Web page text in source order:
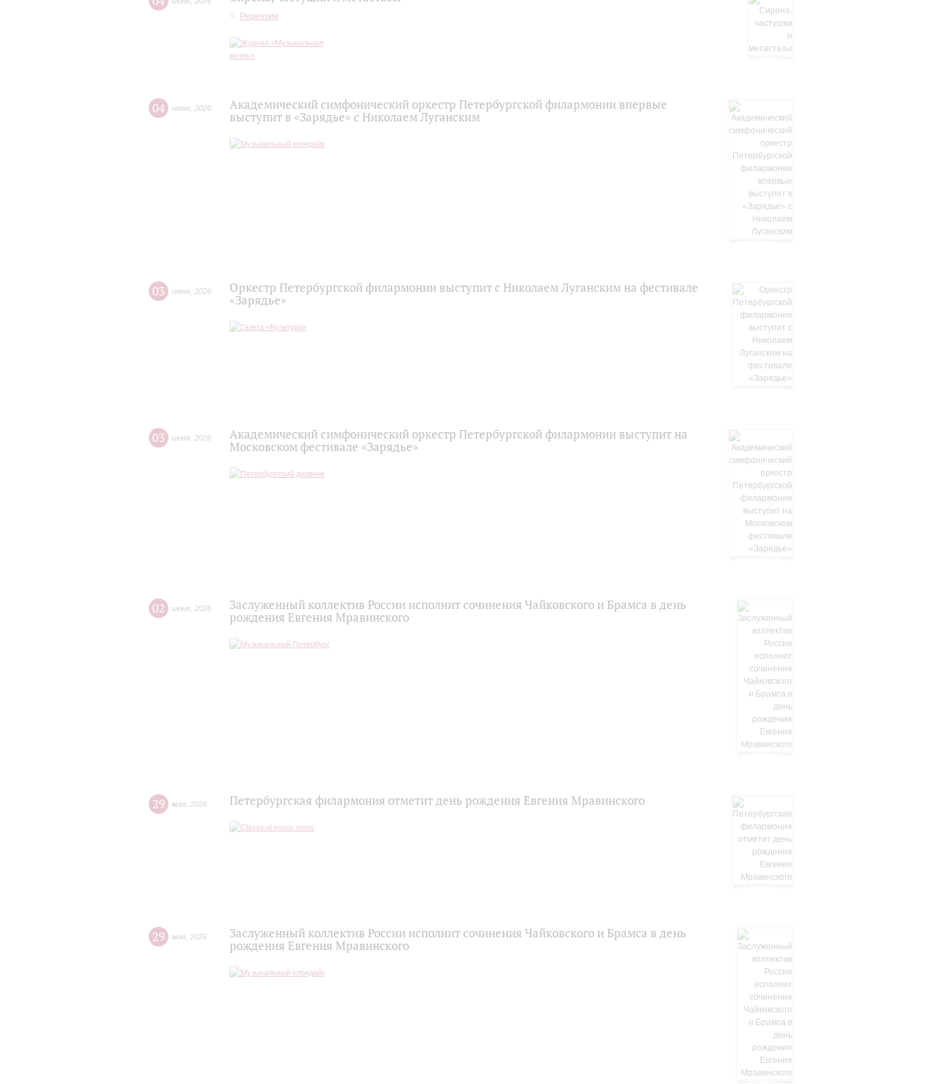
Рецензии
04 июня 2026
Академический симфонический оркестр Петербургской филармонии впервые
выступит в «Зарядье» с Николаем Луганским
03 июня 2026
Оркестр Петербургской филармонии выступит с Николаем Луганским на фестивале
«Зарядье»
03 июня 2026
Академический симфонический оркестр Петербургской филармонии выступит на
Московском фестивале «Зарядье»
02 июня 2026
Заслуженный коллектив России исполнит сочинения Чайковского и Брамса в день
рождения Евгения Мравинского
29 мая 2026 Петербургская филармония отметит день рождения Евгения Мравинского
29 мая 2026
Заслуженный коллектив России исполнит сочинения Чайковского и Брамса в день
рождения Евгения Мравинского